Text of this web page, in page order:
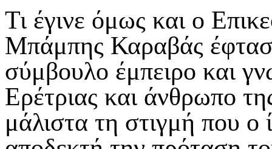
Τι έγινε όμως και ο
Μπάμπης Καραβάς
σύμβουλο έμπειρο και
Ερέτριας και άνθρωπο
μάλιστα τη στιγμή που ο